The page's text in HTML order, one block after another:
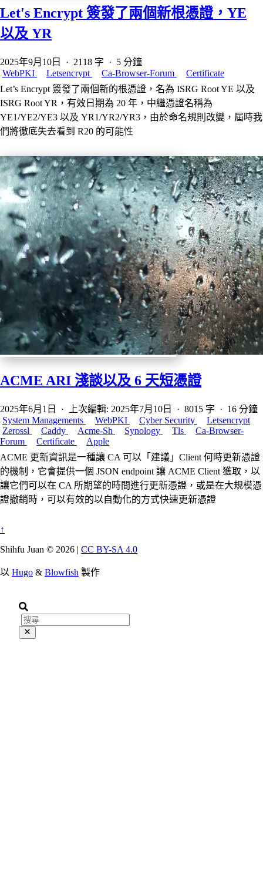
Let's Encrypt 簽發了兩個新根憑證，YE
以及 YR
2025年9月10日 · 2118 字 · 5 分鐘
WebPKI
Letsencrypt Ca-Browser-Forum
Certificate
Let’s Encrypt 簽發了兩個新的根憑證，名為 ISRG Root YE 以及
ISRG Root YR，有效日期為 20 年，中繼憑證名稱為
YE1/YE2/YE3 以及 YR1/YR2/YR3，由於命名規則改變，屆時我
們將徹底失去看到 R20 的可能性
ACME ARI 淺談以及 6 天短憑證
2025年6月1日 · 上次編輯: 2025年7月10日 · 8015 字 · 16 分鐘
System Managements
WebPKI Cyber Security
Letsencrypt
Zerossl
Caddy Acme-Sh Synology Tls
Ca-Browser-
Forum
Certificate
Apple
ACME 更新資訊是一種讓 CA 可以「建議」Client 何時更新憑證
的機制，它會提供一個 JSON endpoint 讓 ACME Client 獲取，以
讓它們可以在 CA 所期望的時間進行更新憑證，或是在大規模憑
證撤銷時，可以有效的以自動化的方式快速更新憑證
↑
Shihfu Juan © 2026 | CC BY-SA 4.0
以 Hugo & Blowfish 製作